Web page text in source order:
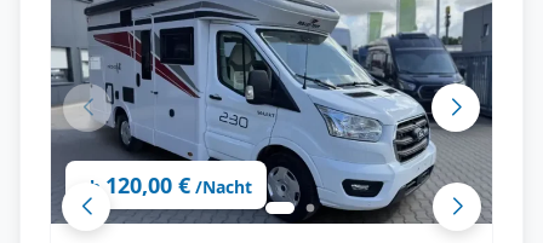
ab 120,00 € /Nacht